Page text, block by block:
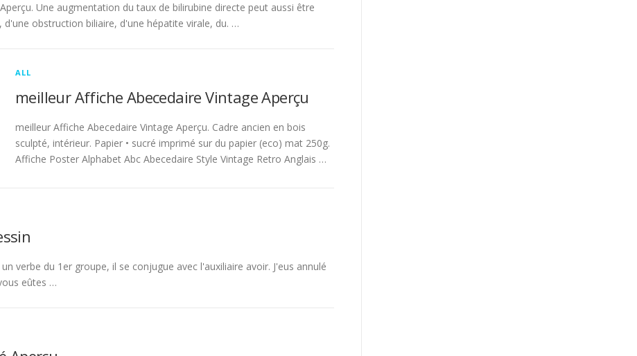
Une augmentation du taux de bilirubine directe peut aussi être
obstruction biliaire, d'une hépatite virale, du. …
ALL
meilleur Affiche Abecedaire Vintage Aperçu
meilleur Affiche Abecedaire Vintage Aperçu. Cadre ancien en bois
sculpté, intérieur. Papier • sucré imprimé sur du papier (eco) mat 250g.
Affiche Poster Alphabet Abc Abecedaire Style Vintage Retro Anglais …
verbe du 1er groupe, il se conjugue avec l'auxiliaire avoir. J'eus annulé
eûtes …